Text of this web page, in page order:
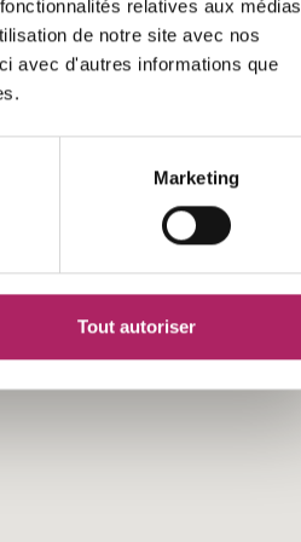
relatives aux médias
de notre site avec nos
avec d'autres informations que
Marketing
Tout autoriser